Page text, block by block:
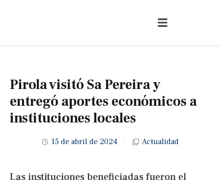
Pirola visitó Sa Pereira y
entregó aportes económicos a
instituciones locales
15 de abril de 2024 Actualidad
Las instituciones beneficiadas fueron el